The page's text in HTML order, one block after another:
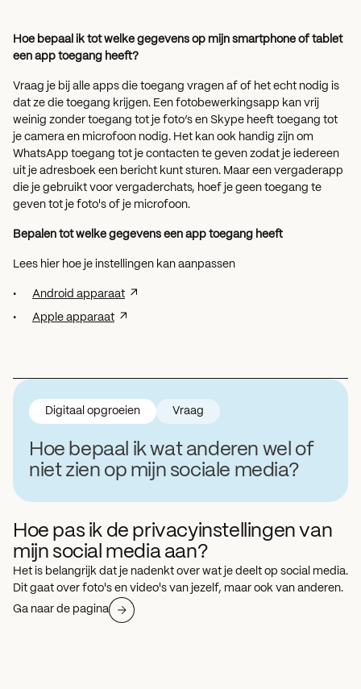
Hoe bepaal ik tot welke gegevens op mijn smartphone of tablet
een app toegang heeft?
Vraag je bij alle apps die toegang vragen af of het echt nodig is
dat ze die toegang krijgen. Een fotobewerkingsapp kan vrij
weinig zonder toegang tot je foto’s en Skype heeft toegang tot
je camera en microfoon nodig. Het kan ook handig zijn om
WhatsApp toegang tot je contacten te geven zodat je iedereen
uit je adresboek een bericht kunt sturen. Maar een vergaderapp
die je gebruikt voor vergaderchats, hoef je geen toegang te
geven tot je foto's of je microfoon.
Bepalen tot welke gegevens een app toegang heeft
Lees hier hoe je instellingen kan aanpassen
Android apparaat
Apple apparaat
Digitaal opgroeien Vraag
Hoe bepaal ik wat anderen wel of
niet zien op mijn sociale media?
Hoe pas ik de privacyinstellingen van
mijn social media aan?
Het is belangrijk dat je nadenkt over wat je deelt op social media.
Dit gaat over foto's en video's van jezelf, maar ook van anderen.
Ga naar de pagina